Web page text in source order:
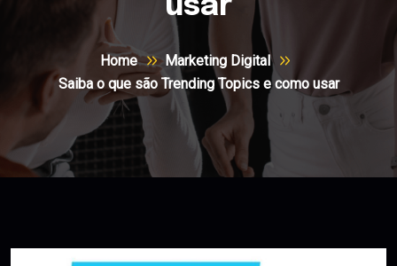
usar
Home
Marketing Digital
Saiba o que são Trending Topics e como usar